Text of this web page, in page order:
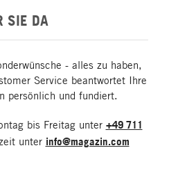
SIE DA
- alles zu haben,
Service beantwortet Ihre
persönlich und fundiert.
bis Freitag unter +49 711
unter info@magazin.com